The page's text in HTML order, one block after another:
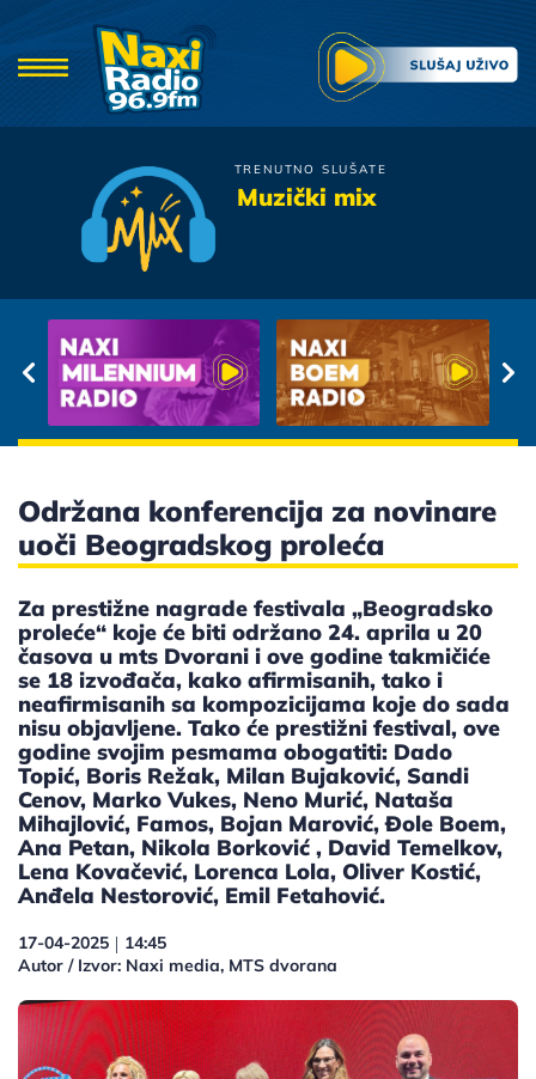
TRENUTNO SLUŠATE
Muzički mixOliver Mandic
Održana konferencija za novinare
uoči Beogradskog proleća
Za prestižne nagrade festivala „Beogradsko
proleće“ koje će biti održano 24. aprila u 20
časova u mts Dvorani i ove godine takmičiće
se 18 izvođača, kako afirmisanih, tako i
neafirmisanih sa kompozicijama koje do sada
nisu objavljene. Tako će prestižni festival, ove
godine svojim pesmama obogatiti: Dado
Topić, Boris Režak, Milan Bujaković, Sandi
Cenov, Marko Vukes, Neno Murić, Nataša
Mihajlović, Famos, Bojan Marović, Đole Boem,
Ana Petan, Nikola Borković , David Temelkov,
Lena Kovačević, Lorenca Lola, Oliver Kostić,
Anđela Nestorović, Emil Fetahović.
17-04-2025 | 14:45
Autor / Izvor: Naxi media, MTS dvorana